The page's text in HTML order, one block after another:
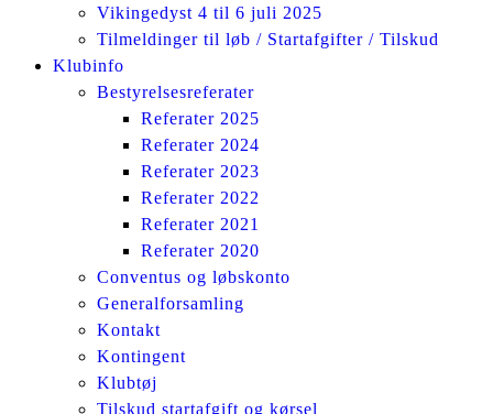
Vikingedyst 4 til 6 juli 2025
Tilmeldinger til løb / Startafgifter / Tilskud
Klubinfo
Bestyrelsesreferater
Referater 2025
Referater 2024
Referater 2023
Referater 2022
Referater 2021
Referater 2020
Conventus og løbskonto
Generalforsamling
Kontakt
Kontingent
Klubtøj
Tilskud startafgift og kørsel